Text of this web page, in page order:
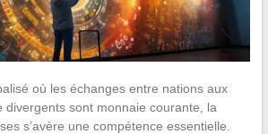
où les échanges entre nations aux
divergents sont monnaie courante, la
s’avère une compétence essentielle.